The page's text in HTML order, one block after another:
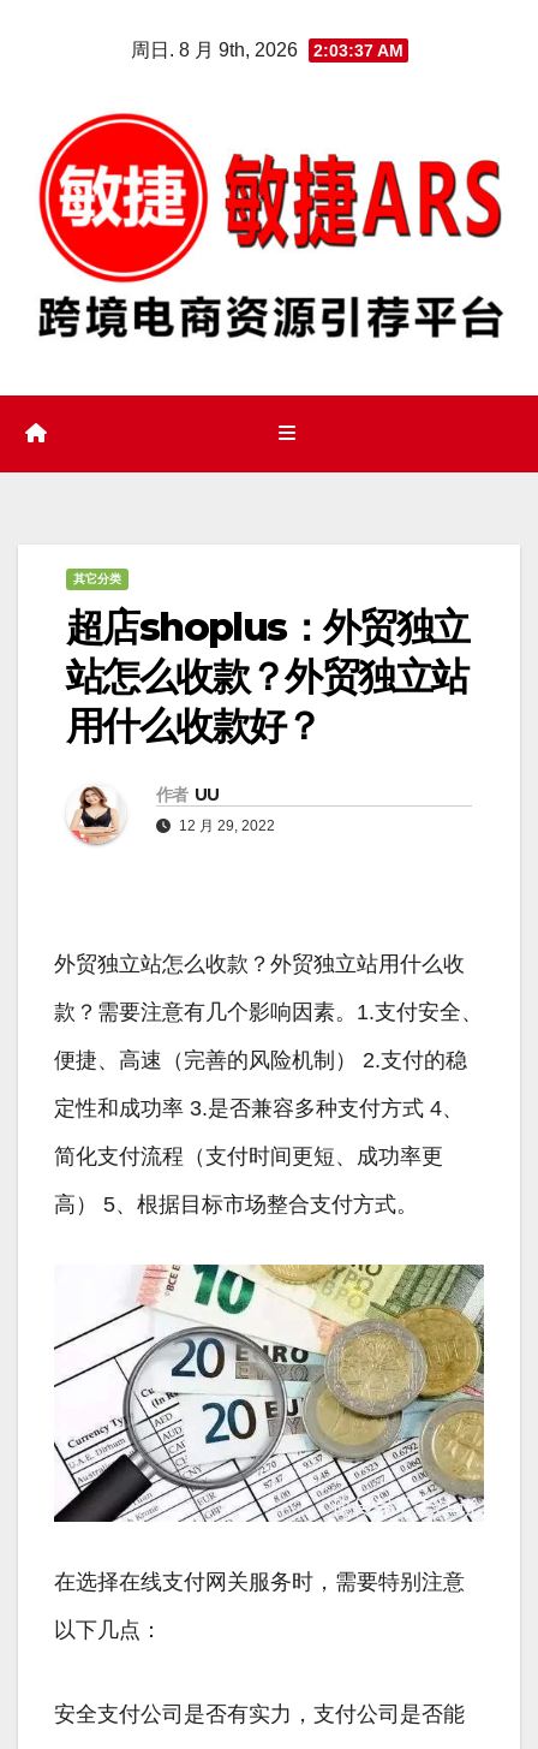
周日. 8 月 9th, 2026 2:03:38 AM
其它分类
超店shoplus：外贸独立
站怎么收款？外贸独立站
用什么收款好？
作者 UU
12 月 29, 2022
外贸独立站怎么收款？外贸独立站用什么收
款？需要注意有几个影响因素。1.支付安全、
便捷、高速（完善的风险机制） 2.支付的稳
定性和成功率 3.是否兼容多种支付方式 4、
简化支付流程（支付时间更短、成功率更
高） 5、根据目标市场整合支付方式。
在选择在线支付网关服务时，需要特别注意
以下几点：
安全支付公司是否有实力，支付公司是否能